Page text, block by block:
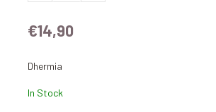
€14,90
Dhermia
In Stock